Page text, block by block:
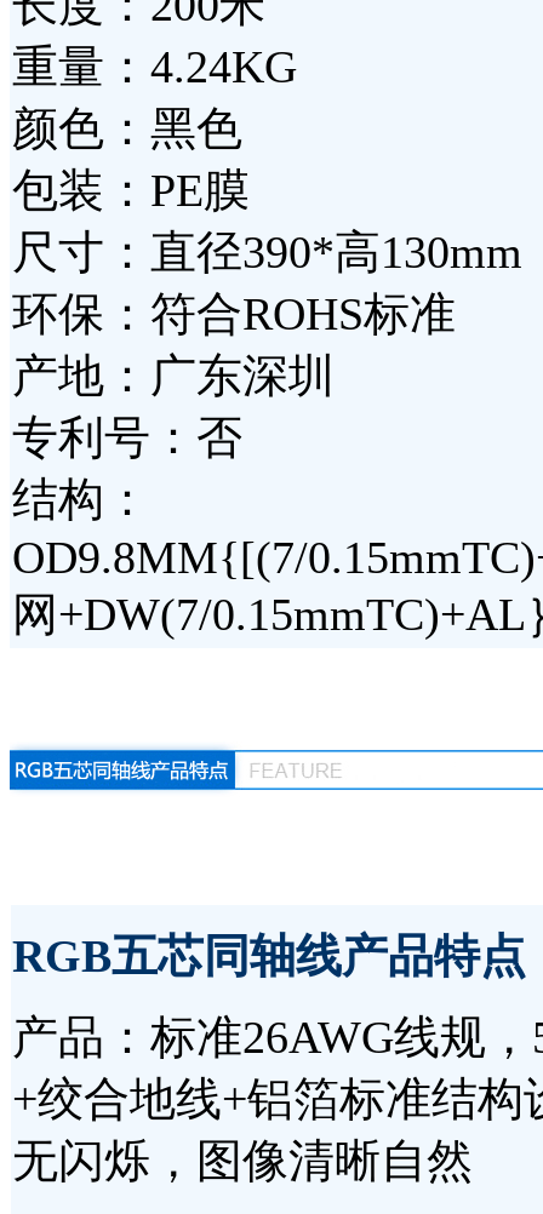
重量：4.24KG
颜色：黑色
包装：PE膜
尺寸：直径390*高130mm
环保：符合ROHS标准
产地：广东深圳
专利号：否
结构：
OD9.8MM{[(7/
网+DW(7/0.15mmTC)+AL
RGB五芯同轴线产品特点
产品：标准26AWG线规
+绞合地线+铝箔标准结
无闪烁，图像清晰自然